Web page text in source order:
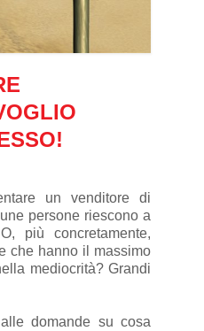
un venditore di
persone riescono a
più concretamente,
che hanno il massimo
mediocrità? Grandi
domande su cosa